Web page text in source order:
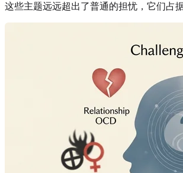
这些主题远远超出了普通的担忧，它们占